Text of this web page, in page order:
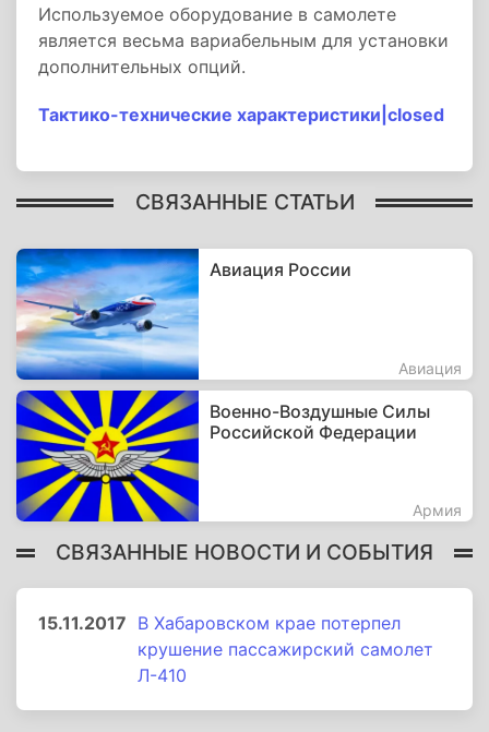
Используемое оборудование в самолете
является весьма вариабельным для установки
дополнительных опций.
Тактико-технические характеристики|closed
СВЯЗАННЫЕ СТАТЬИ
Авиация России
Авиация
Военно-Воздушные Силы
Российской Федерации
Армия
СВЯЗАННЫЕ НОВОСТИ И СОБЫТИЯ
15.11.2017 В Хабаровском крае потерпел
крушение пассажирский самолет
Л-410